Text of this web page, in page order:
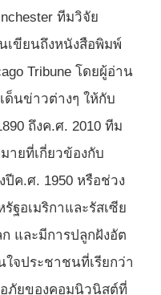
ทีมวิจัย
เขียนถึงหนังสือพิมพ์
Tribune โดยผู้อ่าน
ด็นข่าวต่างๆ ให้กับ
ถึงค.ศ. 2010 ทีม
ายที่เกี่ยวข้องกับ
ค.ศ. 1950 หรือช่วง
ฐอเมริกาและรัสเซีย
และมีการปลูกฝังอัต
จประชาชนที่เรียกว่า
อภัยของคอมนิวนิสต์ที่